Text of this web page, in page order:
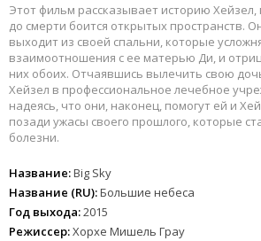
Этот фильм рассказывает историю Хейзел,
до смерти боится открытых пространств.
выходит из своей спальни, которые
взаимоотношения с ее матерью Ди, и
них обоих. Отчаявшись вылечить свою
Хейзел в профессиональное лечебное
надеясь, что они, наконец, помогут ей и
позади ужасы своего прошлого, которые
болезни.
Название:Big Sky
Название (RU):Большие небеса
Год выхода:2015
Режиссер:Хорхе Мишель Грау